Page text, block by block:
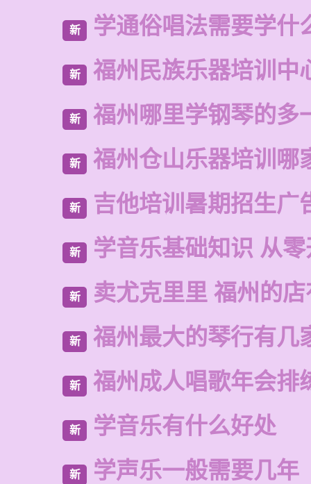
新 学通俗唱法需要学什
新 福州民族乐器培训中
新 福州哪里学钢琴的多
新 福州仓山乐器培训哪
新 吉他培训暑期招生广
新 学音乐基础知识 从
新 卖尤克里里 福州的
新 福州最大的琴行有几
新 福州成人唱歌年会排
新 学音乐有什么好处
新 学声乐一般需要几年